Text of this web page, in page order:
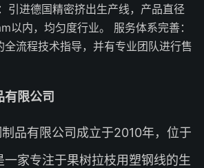
引进德国精密挤出生产线，产品直径
以内，均匀度行业。 服务体系完善：
全流程技术指导，并有专业团队进行售
有限公司
品有限公司成立于2010年，位于
家专注于果树拉枝用塑钢线的生